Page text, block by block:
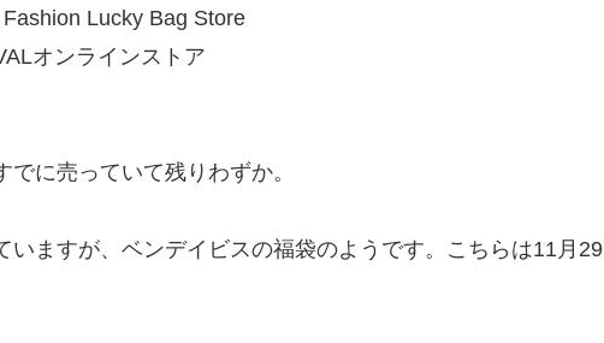
Lucky Bag Store
オンラインストア
に売っていて残りわずか。
いますが、ベンデイビスの福袋のようです。こちらは11月29